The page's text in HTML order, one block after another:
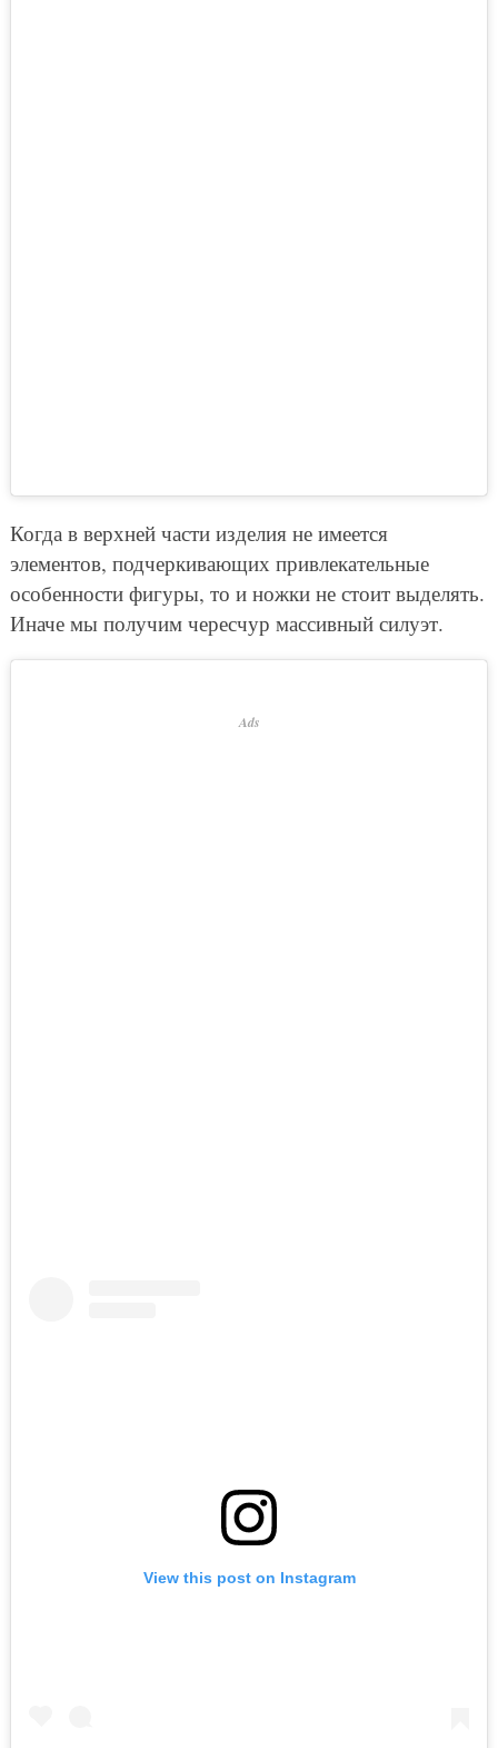
Когда в верхней части изделия не имеется
элементов, подчеркивающих привлекательные
особенности фигуры, то и ножки не стоит выделять.
Иначе мы получим чересчур массивный силуэт.
Ads
View this post on Instagram